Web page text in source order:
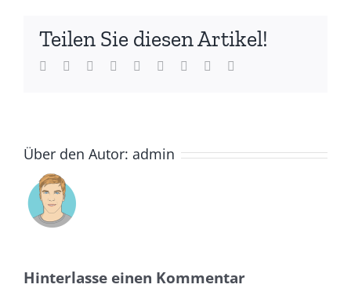
Teilen Sie diesen Artikel!
Facebook
TwitterLinkedIn
Reddit Whatsapp
TumblrPinterest
Über den Autor: admin
Hinterlasse einen Kommentar